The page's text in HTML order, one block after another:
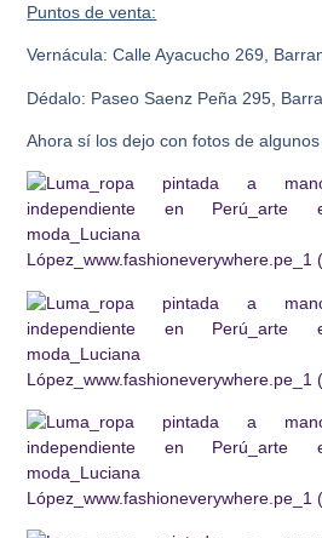
Puntos de venta:
Vernácula: Calle Ayacucho 269,
Dédalo: Paseo Saenz Peña 295,
Ahora sí los dejo con fotos de algunos